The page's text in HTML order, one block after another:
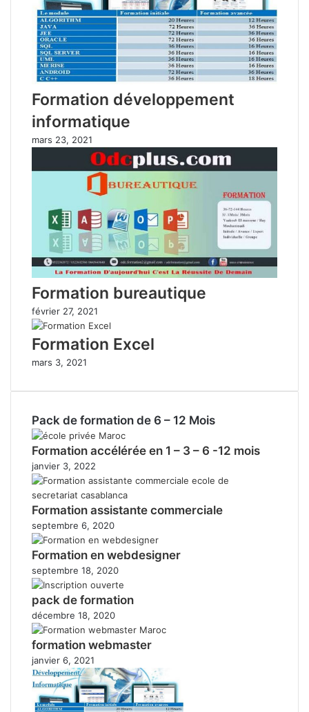
Formation développement
informatique
mars 23, 2021
Formation bureautique
février 27, 2021
Formation Excel
mars 3, 2021
Pack de formation de 6 – 12 Mois
Formation accélérée en 1 – 3 – 6 -12 mois
janvier 3, 2022
Formation assistante commerciale
septembre 6, 2020
Formation en webdesigner
septembre 18, 2020
pack de formation
décembre 18, 2020
formation webmaster
janvier 6, 2021